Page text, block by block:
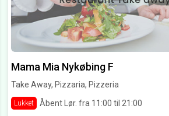
Mama Mia Nykøbing F
Take Away, Pizzaria, Pizzeria
Lukket Åbent Lør. fra 11:00 til 21:00